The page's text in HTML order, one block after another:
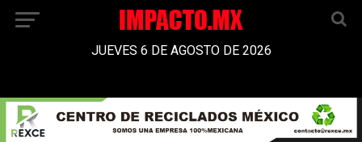
JUEVES 6 DE AGOSTO DE 2026